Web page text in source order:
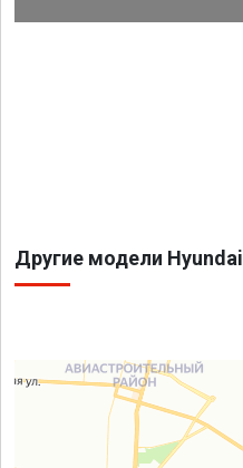
Другие модели Hyundai